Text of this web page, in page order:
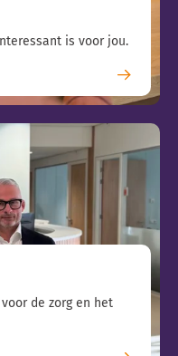
is voor jou.
de zorg en het